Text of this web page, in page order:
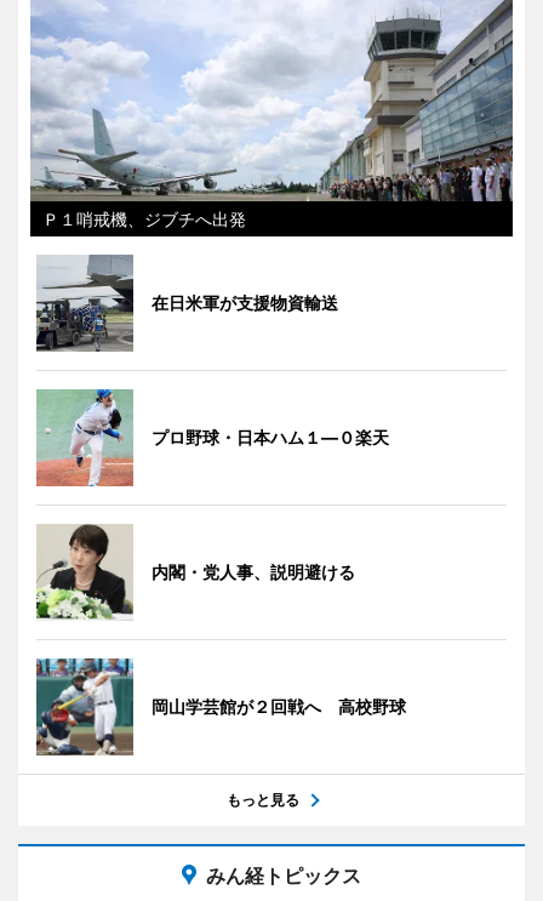
Ｐ１哨戒機、ジブチへ出発
在日米軍が支援物資輸送
プロ野球・日本ハム１―０楽天
内閣・党人事、説明避ける
岡山学芸館が２回戦へ 高校野球
もっと見る
みん経トピックス